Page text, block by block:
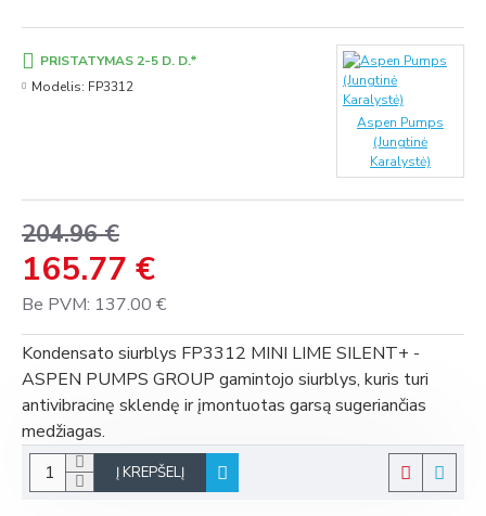
165.77 €
204.96 €
Be PVM: 137.00 €
PRISTATYMAS 2-5 D. D.*
Modelis: FP3312
Aspen Pumps
(Jungtinė
Karalystė)
Kondensato siurblys FP3312 MINI LIME SILENT+ -
ASPEN PUMPS GROUP gamintojo siurblys, kuris turi
antivibracinę sklendę ir įmontuotas garsą sugeriančias
medžiagas.
Į KREPŠELĮ